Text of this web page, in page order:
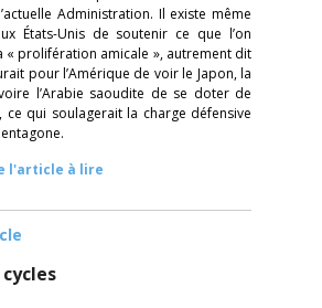
Administration. Il existe même
États-Unis de soutenir ce que l’on
« prolifération amicale », autrement dit
pour l’Amérique de voir le Japon, la
l’Arabie saoudite de se doter de
ce qui soulagerait la charge défensive
l'article à lire